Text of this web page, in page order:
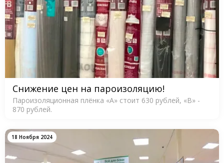
Снижение цен на пароизоляцию!
Пароизоляционная плёнка «A» стоит 630 рублей, «B» -
870 рублей.
18 Ноября 2024